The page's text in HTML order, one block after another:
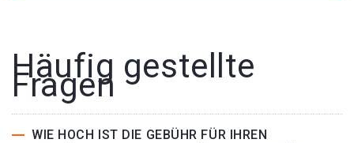
Häufig gestellte
Fragen
WIE HOCH IST DIE GEBÜHR FÜR IHREN